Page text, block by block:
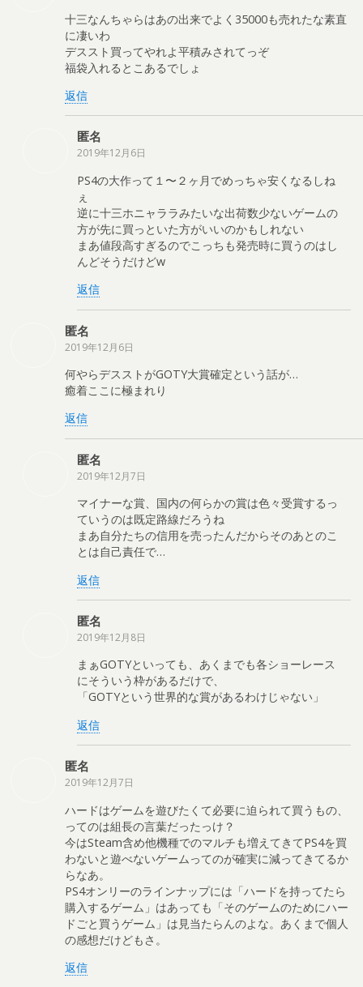
十三なんちゃらはあの出来でよく35000も売れたな素直
に凄いわ
デススト買ってやれよ平積みされてっぞ
福袋入れるとこあるでしょ
返信
匿名
2019年12月6日
PS4の大作って１〜２ヶ月でめっちゃ安くなるしね
ぇ
逆に十三ホニャララみたいな出荷数少ないゲームの
方が先に買っといた方がいいのかもしれない
まあ値段高すぎるのでこっちも発売時に買うのはし
んどそうだけどw
返信
匿名
2019年12月6日
何やらデスストがGOTY大賞確定という話が…
癒着ここに極まれり
返信
匿名
2019年12月7日
マイナーな賞、国内の何らかの賞は色々受賞するっ
ていうのは既定路線だろうね
まあ自分たちの信用を売ったんだからそのあとのこ
とは自己責任で…
返信
匿名
2019年12月8日
まぁGOTYといっても、あくまでも各ショーレース
にそういう枠があるだけで、
「GOTYという世界的な賞があるわけじゃない」
返信
匿名
2019年12月7日
ハードはゲームを遊びたくて必要に迫られて買うもの、
ってのは組長の言葉だったっけ？
今はSteam含め他機種でのマルチも増えてきてPS4を買
わないと遊べないゲームってのが確実に減ってきてるか
らなあ。
PS4オンリーのラインナップには「ハードを持ってたら
購入するゲーム」はあっても「そのゲームのためにハー
ドごと買うゲーム」は見当たらんのよな。あくまで個人
の感想だけどもさ。
返信